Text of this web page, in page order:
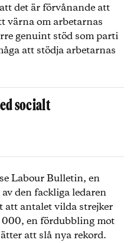
det är förvånande att
värna om arbetarnas
genuint stöd som parti
att stödja arbetarnas
socialt
Labour Bulletin, en
den fackliga ledaren
antalet vilda strejker
en fördubbling mot
att slå nya rekord.